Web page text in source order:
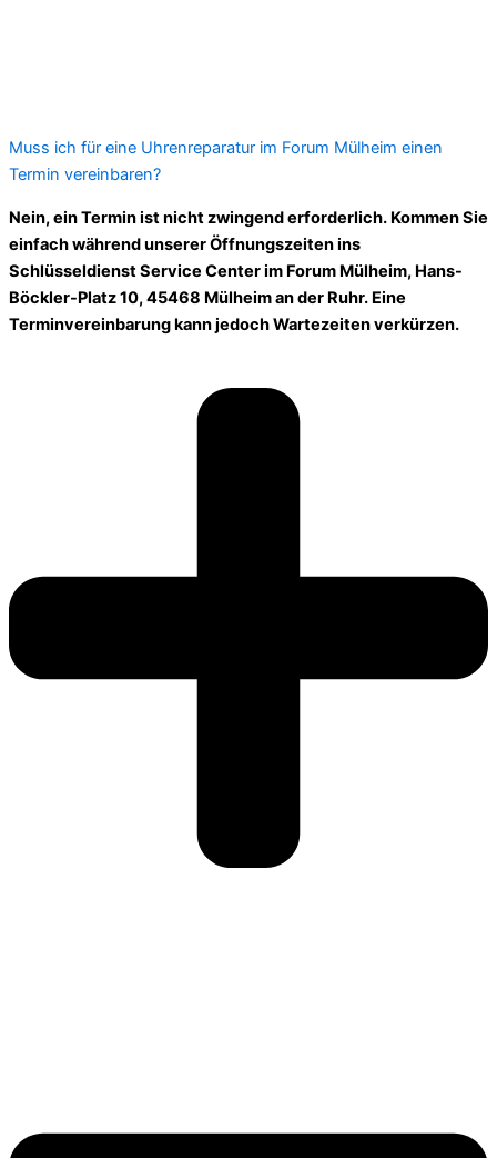
Muss ich für eine Uhrenreparatur im Forum Mülheim einen
Termin vereinbaren?
Nein, ein Termin ist nicht zwingend erforderlich. Kommen Sie
einfach während unserer Öffnungszeiten ins
Schlüsseldienst Service Center im Forum Mülheim, Hans-
Böckler-Platz 10, 45468 Mülheim an der Ruhr. Eine
Terminvereinbarung kann jedoch Wartezeiten verkürzen.